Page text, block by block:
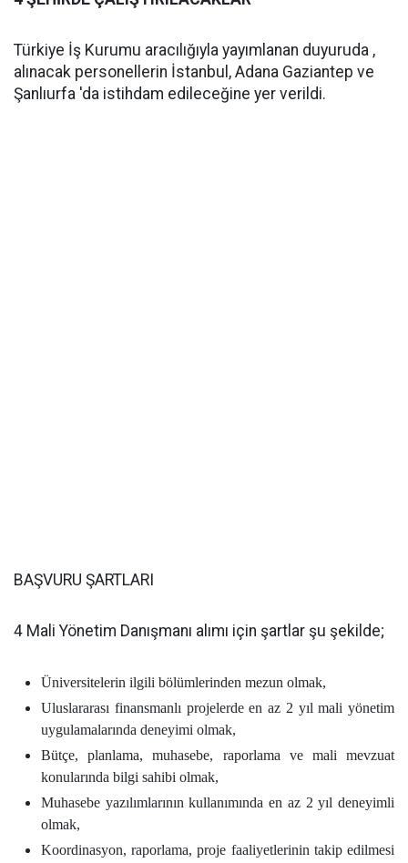
Türkiye İş Kurumu aracılığıyla yayımlanan duyuruda ,
alınacak personellerin İstanbul, Adana Gaziantep ve
Şanlıurfa 'da istihdam edileceğine yer verildi.
BAŞVURU ŞARTLARI
4 Mali Yönetim Danışmanı alımı için şartlar şu şekilde;
Üniversitelerin ilgili bölümlerinden mezun olmak,
Uluslararası finansmanlı projelerde en az 2 yıl mali yönetim
uygulamalarında deneyimi olmak,
Bütçe, planlama, muhasebe, raporlama ve mali mevzuat
konularında bilgi sahibi olmak,
Muhasebe yazılımlarının kullanımında en az 2 yıl deneyimli
olmak,
Koordinasyon, raporlama, proje faaliyetlerinin takip edilmesi